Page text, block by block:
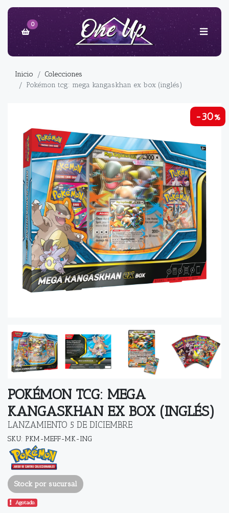
0
Inicio
Colecciones
Pokémon tcg: mega kangaskhan ex box (inglés)
-30%
POKÉMON TCG: MEGA
KANGASKHAN EX BOX (INGLÉS)
LANZAMIENTO 5 DE DICIEMBRE
SKU: PKM-MEFF-MK-ING
Stock por sucursal
Agotado.